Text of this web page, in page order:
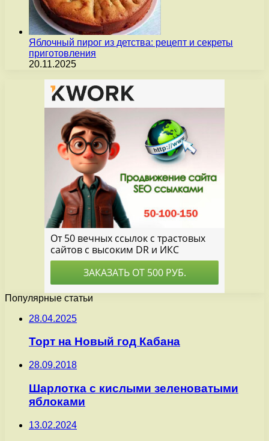
Яблочный пирог из детства: рецепт и секреты
приготовления
20.11.2025
Популярные статьи
28.04.2025
Торт на Новый год Кабана
28.09.2018
Шарлотка с кислыми зеленоватыми
яблоками
13.02.2024